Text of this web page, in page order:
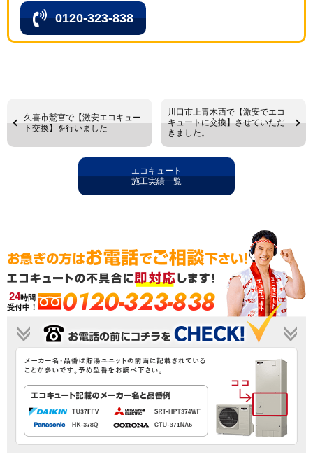
0120-323-838
久喜市鷲宮で【激安エコキュー
ト交換】を行いました
川口市上青木西で【激安でエコ
キュートに交換】させていただ
きました。
エコキュート
施工実績一覧
24時間
受付中！
0120-323-838